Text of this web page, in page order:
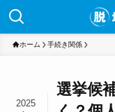
ホーム 手続き関係
選挙候
2025